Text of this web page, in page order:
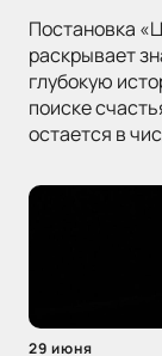
Постановка
раскрывает
глубокую
поиске
остается в
29 июня